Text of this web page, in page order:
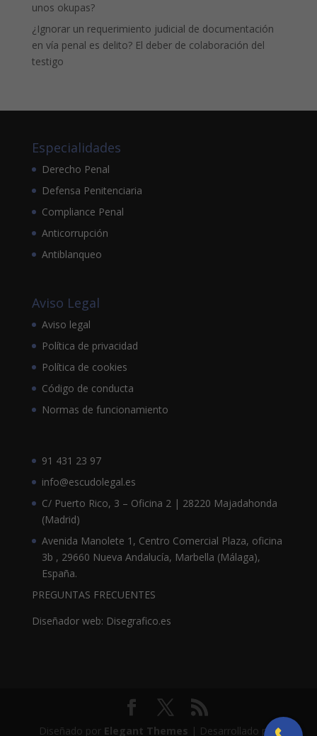
unos okupas?
¿Ignorar un requerimiento judicial de documentación
en vía penal es delito? El deber de colaboración del
testigo
Especialidades
Derecho Penal
Defensa Penitenciaria
Compliance Penal
Anticorrupción
Antiblanqueo
Aviso Legal
Aviso legal
Política de privacidad
Política de cookies
Código de conducta
Normas de funcionamiento
91 431 23 97
info@escudolegal.es
C/ Puerto Rico, 3 – Oficina 2 | 28220 Majadahonda
(Madrid)
Avenida Manolete 1, Centro Comercial Plaza, oficina
3b , 29660 Nueva Andalucía, Marbella (Málaga),
España.
PREGUNTAS FRECUENTES
Diseñador web: Disegrafico.es
Diseñado por Elegant Themes | Desarrollado por